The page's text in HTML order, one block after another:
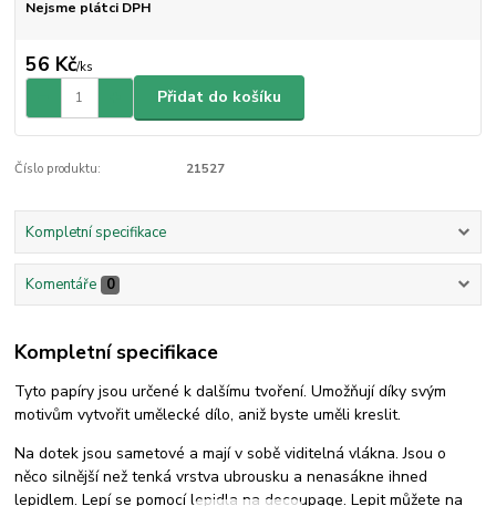
Nejsme plátci DPH
56 Kč/ks
Přidat do košíku
Číslo produktu: 21527
Kompletní specifikace
Komentáře 0
Kompletní specifikace
Tyto papíry jsou určené k dalšímu tvoření. Umožňují díky svým
motivům vytvořit umělecké dílo, aniž byste uměli kreslit.
Na dotek jsou sametové a mají v sobě viditelná vlákna. Jsou o
něco silnější než tenká vrstva ubrousku a nenasákne ihned
lepidlem. Lepí se pomocí lepidla na decoupage. Lepit můžete na